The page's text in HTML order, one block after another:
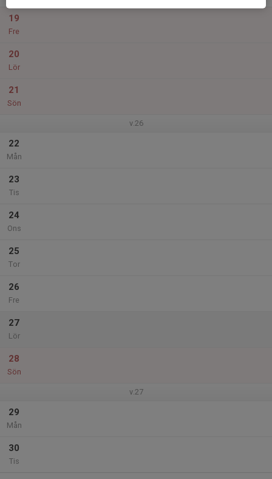
19
Fre
20
Lör
21
Sön
v.26
22
Mån
23
Tis
24
Ons
25
Tor
26
Fre
27
Lör
28
Sön
v.27
29
Mån
30
Tis